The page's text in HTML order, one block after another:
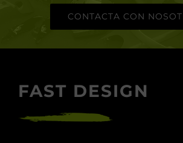
CONTACTA CON
FAST DESIGN